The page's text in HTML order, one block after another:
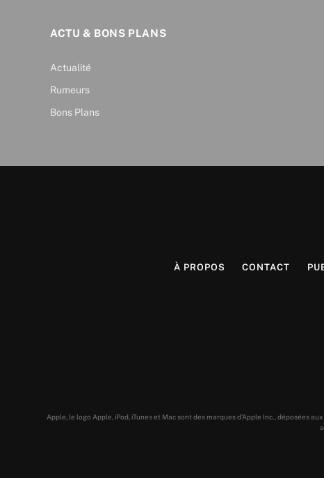
ACTU & BONS PLANS
Actualité
Rumeurs
Bons Plans
À PROPOS CONTACT
Apple, le logo Apple, iPod, iTunes et Mac sont des marques d’Apple Inc., déposées